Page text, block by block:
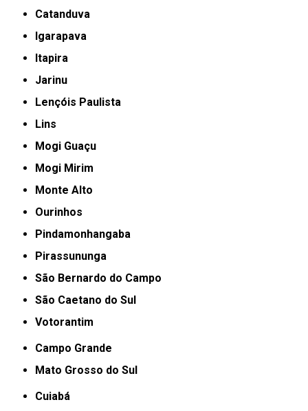
Catanduva
Igarapava
Itapira
Jarinu
Lençóis Paulista
Lins
Mogi Guaçu
Mogi Mirim
Monte Alto
Ourinhos
Pindamonhangaba
Pirassununga
São Bernardo do Campo
São Caetano do Sul
Votorantim
Campo Grande
Mato Grosso do Sul
Cuiabá